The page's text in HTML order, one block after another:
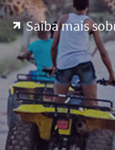
Saiba mais